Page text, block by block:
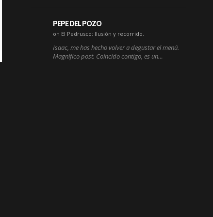
PEPE DEL POZO
on El Pedrusco: Ilusión y recorrido.
Isaac, me has hecho volver a degustar el menú.
Magnífico post. Coincido contigo, es un…